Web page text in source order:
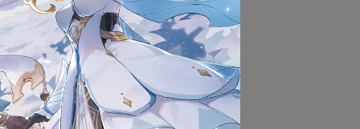
前，請勿拆封